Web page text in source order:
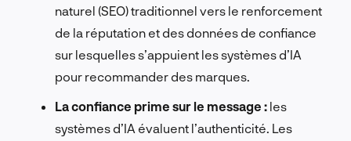
naturel (SEO) traditionnel vers le renforcement
de la réputation et des données de confiance
sur lesquelles s’appuient les systèmes d’IA
pour recommander des marques.
La confiance prime sur le message : les
systèmes d’IA évaluent l’authenticité. Les